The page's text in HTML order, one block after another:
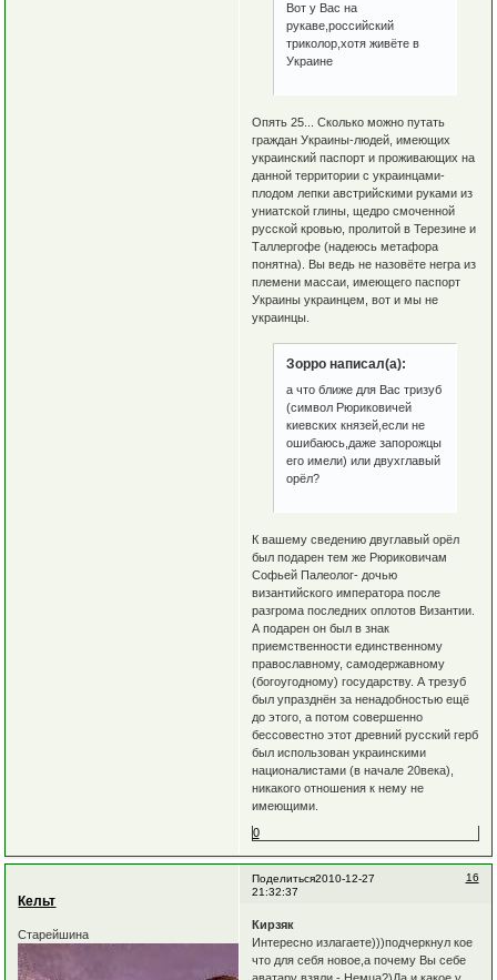
Вот у Вас на
рукаве,российский
триколор,хотя живёте в
Украине
Опять 25... Сколько можно путать
граждан Украины-людей, имеющих
украинский паспорт и проживающих на
данной территории с украинцами-
плодом лепки австрийскими руками из
униатской глины, щедро смоченной
русской кровью, пролитой в Терезине и
Таллергофе (надеюсь метафора
понятна). Вы ведь не назовёте негра из
племени массаи, имеющего паспорт
Украины украинцем, вот и мы не
украинцы.
Зорро написал(а):
а что ближе для Вас тризуб
(символ Рюриковичей
киевских князей,если не
ошибаюсь,даже запорожцы
его имели) или двухглавый
орёл?
К вашему сведению двуглавый орёл
был подарен тем же Рюриковичам
Софьей Палеолог- дочью
византийского императора после
разгрома последних оплотов Византии.
А подарен он был в знак
приемственности единственному
православному, самодержавному
(богоугодному) государству. А трезуб
был упразднён за ненадобностью ещё
до этого, а потом совершенно
бессовестно этот древний русский герб
был использован украинскими
националистами (в начале 20века),
никакого отношения к нему не
имеющими.
0
Поделиться 16
2010-12-27
21:32:37
Кельт
Старейшина
Кирзяк
Интересно излагаете)))подчеркнул кое
что для себя новое,а почему Вы себе